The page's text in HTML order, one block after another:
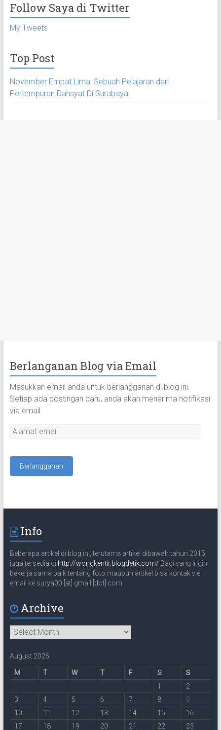
Follow Saya di Twitter
My Tweets
Top Post
November Empat Lima, Sebuah Pelajaran dari
Pertempuran Dahsyat Di Surabaya
Berlanganan Blog via Email
Masukkan email anda untuk berlangganan di blog ini.
Setiap ada postingan baru, anda akan menerima notifikasi
via email
A
a
a
i
l
Info
Beberapa artikel di blog ini, terutama artikel dibawah tahun 2015,
juga tersedia di http://wongkentir.blogdetik.com/ Bagi yang ingin
bekerja sama baik tentang foto maupun artikel bisa kontak vie
email ke surya00 [at] gmail [dot] com
Archive
Archive
August 2026
M T W T F S
S
1
2
3
4 5 6 7 8
9
10
11 12 13 14 15
16
17
18 19 20 21 22 23